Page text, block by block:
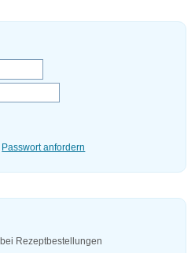
Passwort anfordern
Rezeptbestellungen